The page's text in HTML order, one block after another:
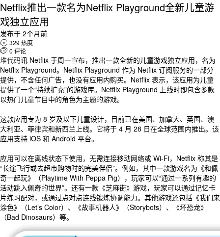
Netflix推出一款名为Netflix Playground全新儿童游
戏独立应用
发布于 2个月前
 329 热度
 0 评论
堆代码讯 Netflix 于周一宣布，推出一款全新的儿童游戏独立应用，名为
Netflix Playground。Netflix Playground 作为 Netflix 订阅服务的一部分
提供，不含任何广告，也没有应用内购买。Netflix 表示，该应用为儿童
提供了一个“持续扩充”的游戏库。Netflix Playground 上线时即包含多款
以热门儿童节目中的角色为主题的游戏。
这款应用专为 8 岁及以下儿童设计，目前已在美国、加拿大、英国、澳
大利亚、菲律宾和新西兰上线。它将于 4 月 28 日在全球范围内推出。该
应用支持 iOS 和 Android 平台。
应用可以在离线状态下使用，无需连接移动网络或 Wi-Fi，Netflix 称其是
“长途飞行或去超市购物时的完美伴侣”。例如，其中一款游戏名为《和佩
奇一起玩》（Playtime With Peppa Pig），玩家可以“通过一系列有趣的
活动跳入佩奇的世界”。还有一款《芝麻街》游戏，玩家可以通过记忆卡
片练习配对，或通过点对点连线锻炼协调能力。其他游戏还包括《我们来
涂色》（Let’s Color）、《故事机器人》（Storybots）、《坏恐龙》
（Bad Dinosaurs）等。